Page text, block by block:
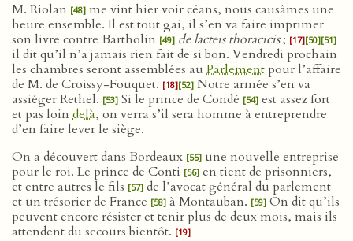
M. Riolan [48] me vint hier voir céans, nous causâmes une
heure ensemble. Il est tout gai, il s’en va faire imprimer
son livre contre Bartholin [49] de lacteis thoracicis; [17][50][51]
il dit qu’il n’a jamais rien fait de si bon. Vendredi prochain
les chambres seront assemblées au Parlementpour l’affaire
de M. de Croissy-Fouquet. [18][52] Notre armée s’en va
assiéger Rethel. [53] Si le prince de Condé [54] est assez fort
et pas loin delà, on verra s’il sera homme à entreprendre
d’en faire lever le siège.
On a découvert dans Bordeaux [55] une nouvelle entreprise
pour le roi. Le prince de Conti [56] en tient de prisonniers,
et entre autres le fils [57] de l’avocat général du parlement
et un trésorier de France [58] à Montauban. [59] On dit qu’ils
peuvent encore résister et tenir plus de deux mois, mais ils
attendent du secours bientôt. [19]